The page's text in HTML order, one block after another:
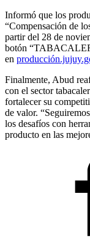
Informó que los
“Compensación de
partir del 28 de
botón
en
Finalmente, Abud
con el sector
fortalecer su
de valor.
los desafíos con
producto en las